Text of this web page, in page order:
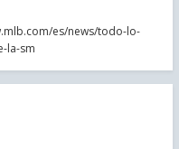
es/news/todo-lo-
la-sm